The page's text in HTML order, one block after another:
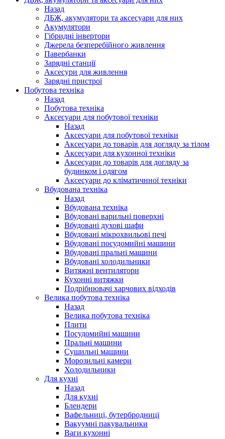
Назад
ДБЖ, акумулятори та аксесуари для них
Акумулятори
Гібридні інвертори
Джерела безперебійного живлення
Павербанки
Зарядні станції
Аксесури для живлення
Зарядні пристрої
Побутова техніка
Назад
Побутова техніка
Аксесуари для побутової техніки
Назад
Аксесуари для побутової техніки
Аксесуари до товарів для догляду за тілом
Аксесуари для кухонної техніки
Аксесуари до товарів для догляду за
будинком і одягом
Аксесуари до кліматичнної техніки
Вбудована техніка
Назад
Вбудована техніка
Вбудовані варильні поверхні
Вбудовані духові шафи
Вбудовані мікрохвильові печі
Вбудовані посудомийні машини
Вбудовані пральні машини
Вбудовані холодильники
Витяжні вентилятори
Кухонні витяжки
Подрібнювачі харчових відходів
Велика побутова техніка
Назад
Велика побутова техніка
Плити
Посудомийні машини
Пральні машини
Сушильні машини
Морозильні камери
Холодильники
Для кухні
Назад
Для кухні
Блендери
Вафельниці, бутербродниці
Вакуумні пакувальники
Ваги кухонні